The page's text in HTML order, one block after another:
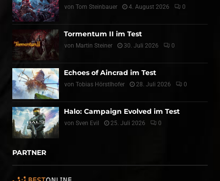
von Tom Steinbauer 4. August 2026 0
Tormentum II im Test
von Martin Steiner 30. Juli 2026 0
Echoes of Aincrad im Test
von Tobias Hörstlhofer 28. Juli 2026 0
Halo: Campaign Evolved im Test
von Sven Evil 25. Juli 2026 0
PARTNER